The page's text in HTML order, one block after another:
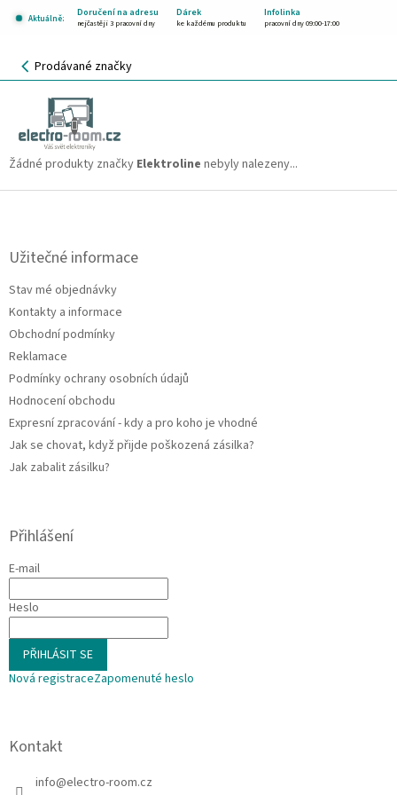
Aktuálně:
Doručení na adresu Dárek Infolinka
nejčastěji 3 pracovní dny ke každému produktu pracovní dny 09:00-17:00
NÁKUPNÍ
KOŠÍK
Prodávané značky
Elektroline
Žádné produkty značky Elektroline nebyly nalezeny...
Z
Užitečné informace
Stav mé objednávky
Kontakty a informace
Obchodní podmínky
Reklamace
Podmínky ochrany osobních údajů
Hodnocení obchodu
Expresní zpracování - kdy a pro koho je vhodné
Jak se chovat, když přijde poškozená zásilka?
Jak zabalit zásilku?
Přihlášení
E-mail
Heslo
PŘIHLÁSIT SE
Nová registraceZapomenuté heslo
Kontakt
info@electro-room.cz